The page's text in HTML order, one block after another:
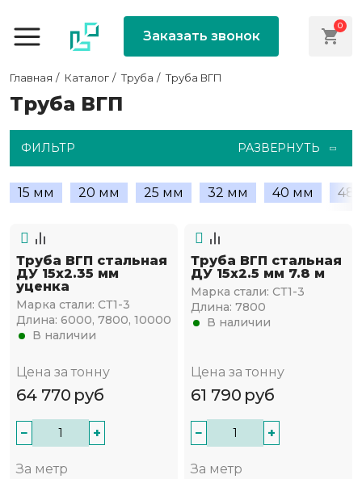
Заказать звонок
0
Главная Каталог Труба Труба ВГП
Труба ВГП
ФИЛЬТР РАЗВЕРНУТЬ
15 мм 20 мм 25 мм 32 мм 40 мм 48
Труба ВГП стальная
ДУ 15х2.35 мм
уценка
Марка стали: СТ1-3
Длина: 6000, 7800, 10000
В наличии
Цена за тонну
64 770 руб
− +
За метр
Труба ВГП стальная
ДУ 15х2.5 мм 7.8 м
Марка стали: СТ1-3
Длина: 7800
В наличии
Цена за тонну
61 790 руб
− +
За метр